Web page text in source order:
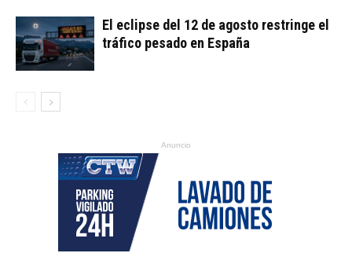
El eclipse del 12 de agosto restringe el
tráfico pesado en España
Anuncio